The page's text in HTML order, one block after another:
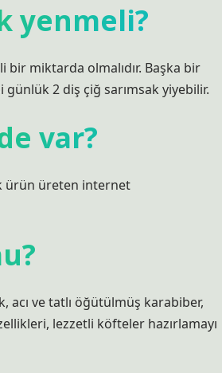
yenmeli?
bir miktarda olmalıdır. Başka bir
2 diş çiğ sarımsak yiyebilir.
var?
ürün üreten internet
acı ve tatlı öğütülmüş karabiber,
lezzetli köfteler hazırlamayı